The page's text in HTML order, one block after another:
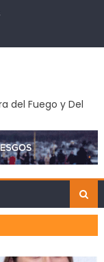
del Fuego y Del